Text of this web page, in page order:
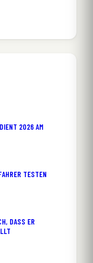
2026 AM M
TESTEN
DASS ER